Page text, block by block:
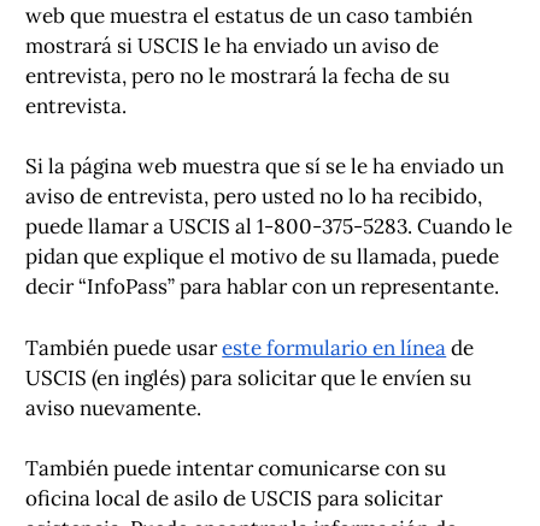
web que muestra el estatus de un caso también
mostrará si USCIS le ha enviado un aviso de
entrevista, pero no le mostrará la fecha de su
entrevista.
Si la página web muestra que sí se le ha enviado un
aviso de entrevista, pero usted no lo ha recibido,
puede llamar a USCIS al 1-800-375-5283. Cuando le
pidan que explique el motivo de su llamada, puede
decir “InfoPass” para hablar con un representante.
También puede usareste formulario en líneade
USCIS (en inglés) para solicitar que le envíen su
aviso nuevamente.
También puede intentar comunicarse con su
oficina local de asilo de USCIS para solicitar